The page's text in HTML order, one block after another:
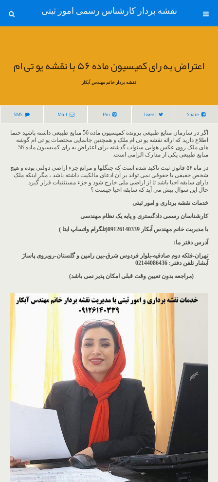
نقشه بردار کارشناس رسمی امور ثبتی
اعتراض به رای کمیسیون ماده ۵۶ با نقشه یو تی ام
نقشه بردار خانم مهندس آبکار
Share
Tweet
Pin
Mail
SMS
اگر در سازمان منابع طبیعی پرونده کمیسیون ماده 56 منابع طبیعی داشته باشید حتما
اطلاع دارید که ارائه نقشه یو تی ام ملک و همچنین جانمایی مختصات یو تی ام گوشه
های ملک روی عکس هوایی سنوات گذشته برای اعتراض به رای کمیسیون ماده 56
منابع طبیعی یکی از مدارک الزامی است.
در ماه ۵۶ قانون ثبت تاکید شده است که جنگلها و مراتع جزء اراضی دولتی بوده و هیچ
شخص حقیقی یا حقوقی نمی تواند بر آن ادعای مالکیت داشته باشد ، مگر اینکه ملک
دارای سابقه احیا باشد تا از اراضی ملی خارج شود و جزء مستثنیات قرار گیرد .
حال این سوال پیش می آید که سابقه احیا چیست ؟
خدمات نقشه برداری و امور ثبتی
کارشناسان رسمی دادگستری و پایه یک نظام مهندسی
با مدیریت خانم مهندس آبکار 09126140339(تلگرام واتساپ ایتا )
آدرس دفتر ما:
تهران-فلکه دوم صادقیه-بلوار فردوس شرق-بین رامین و گلستان-روبروی پاساژ
آبشار تلفن دفتر: 02144086436
(مراجعه بدون تعیین وقت قبلی امکان پذیر نمی باشد)